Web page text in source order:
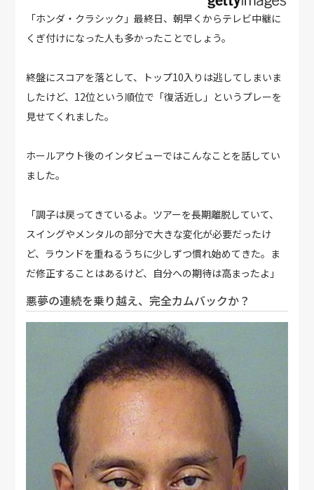
「ホンダ・クラシック」最終日、朝早くからテレビ中継に
くぎ付けになった人も多かったことでしょう。
終盤にスコアを落として、トップ10入りは逃してしまいま
したけど、12位という順位で「復活近し」というプレーを
見せてくれました。
ホールアウト後のインタビューではこんなことを話してい
ました。
「調子は戻ってきているよ。ツアーを長期離脱していて、
スイングやメンタルの部分で大きな変化が必要だったけ
ど、ラウンドを重ねるうちに少しずつ慣れ始めてきた。ま
だ修正することはあるけど、自分への期待は高まったよ」
悪夢の連続を乗り越え、完全カムバックか？